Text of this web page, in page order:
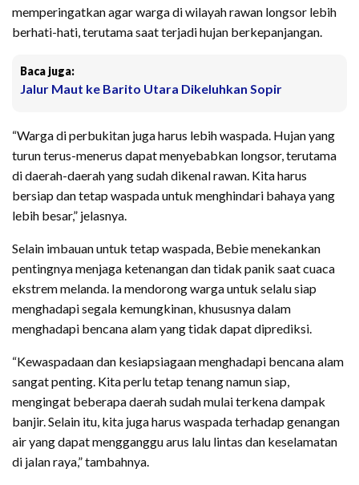
memperingatkan agar warga di wilayah rawan longsor lebih
berhati-hati, terutama saat terjadi hujan berkepanjangan.
Baca juga:
Jalur Maut ke Barito Utara Dikeluhkan Sopir
“Warga di perbukitan juga harus lebih waspada. Hujan yang
turun terus-menerus dapat menyebabkan longsor, terutama
di daerah-daerah yang sudah dikenal rawan. Kita harus
bersiap dan tetap waspada untuk menghindari bahaya yang
lebih besar,” jelasnya.
Selain imbauan untuk tetap waspada, Bebie menekankan
pentingnya menjaga ketenangan dan tidak panik saat cuaca
ekstrem melanda. Ia mendorong warga untuk selalu siap
menghadapi segala kemungkinan, khususnya dalam
menghadapi bencana alam yang tidak dapat diprediksi.
“Kewaspadaan dan kesiapsiagaan menghadapi bencana alam
sangat penting. Kita perlu tetap tenang namun siap,
mengingat beberapa daerah sudah mulai terkena dampak
banjir. Selain itu, kita juga harus waspada terhadap genangan
air yang dapat mengganggu arus lalu lintas dan keselamatan
di jalan raya,” tambahnya.